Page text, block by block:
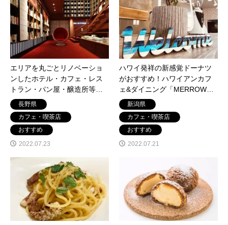
エリアを丸ごとリノベーショ
ンしたホテル・カフェ・レス
トラン・パン屋・醸造所等の
複合体「松本十帖」長野県松
本市浅間温泉に7月23日オープ
ン
長野県
カフェ・喫茶店
おすすめ
2022.07.23
ハワイ発祥の新感覚ドーナツ
がおすすめ！ハワイアンカフ
ェ&ダイニング「MERROWS
SADO」新潟県佐渡市河原田本
町7月22日オープン
新潟県
カフェ・喫茶店
おすすめ
2022.07.21